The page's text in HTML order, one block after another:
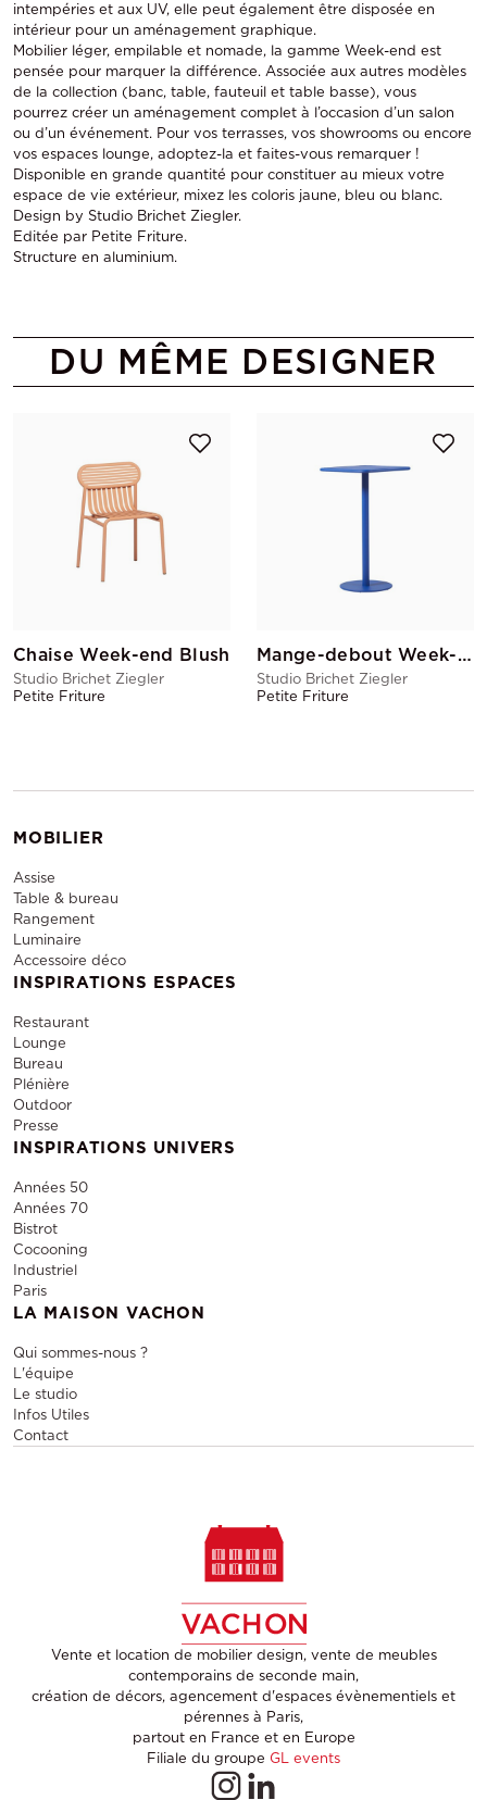
intempéries et aux UV, elle peut également être disposée en
intérieur pour un aménagement graphique.
Mobilier léger, empilable et nomade, la gamme Week-end est
pensée pour marquer la différence. Associée aux autres modèles
de la collection (banc, table, fauteuil et table basse), vous
pourrez créer un aménagement complet à l’occasion d’un salon
ou d’un événement. Pour vos terrasses, vos showrooms ou encore
vos espaces lounge, adoptez-la et faites-vous remarquer !
Disponible en grande quantité pour constituer au mieux votre
espace de vie extérieur, mixez les coloris jaune, bleu ou blanc.
Design by Studio Brichet Ziegler.
Editée par Petite Friture.
Structure en aluminium.
DU MÊME DESIGNER
Chaise Week-end Blush
Studio Brichet Ziegler
Petite Friture
Mange-debout Week-end Bleu Pied central
Studio Brichet Ziegler
Petite Friture
MOBILIER
Assise
Table & bureau
Rangement
Luminaire
Accessoire déco
INSPIRATIONS ESPACES
Restaurant
Lounge
Bureau
Plénière
Outdoor
Presse
INSPIRATIONS UNIVERS
Années 50
Années 70
Bistrot
Cocooning
Industriel
Paris
LA MAISON VACHON
Qui sommes-nous ?
L'équipe
Le studio
Infos Utiles
Contact
Vente et location de mobilier design, vente de meubles
contemporains de seconde main,
création de décors, agencement d'espaces évènementiels et
pérennes à Paris,
partout en France et en Europe
Filiale du groupe GL events